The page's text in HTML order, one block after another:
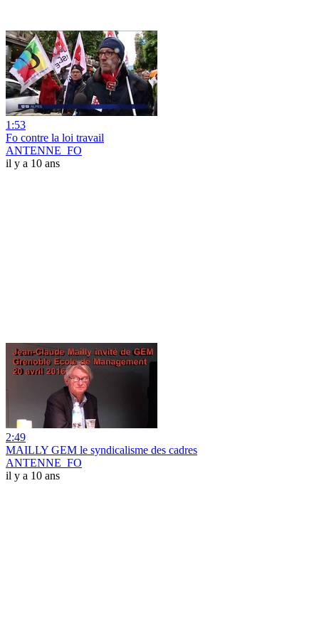
1:53
Fo contre la loi travail
ANTENNE_FO
il y a 10 ans
2:49
MAILLY GEM le syndicalisme des cadres
ANTENNE_FO
il y a 10 ans